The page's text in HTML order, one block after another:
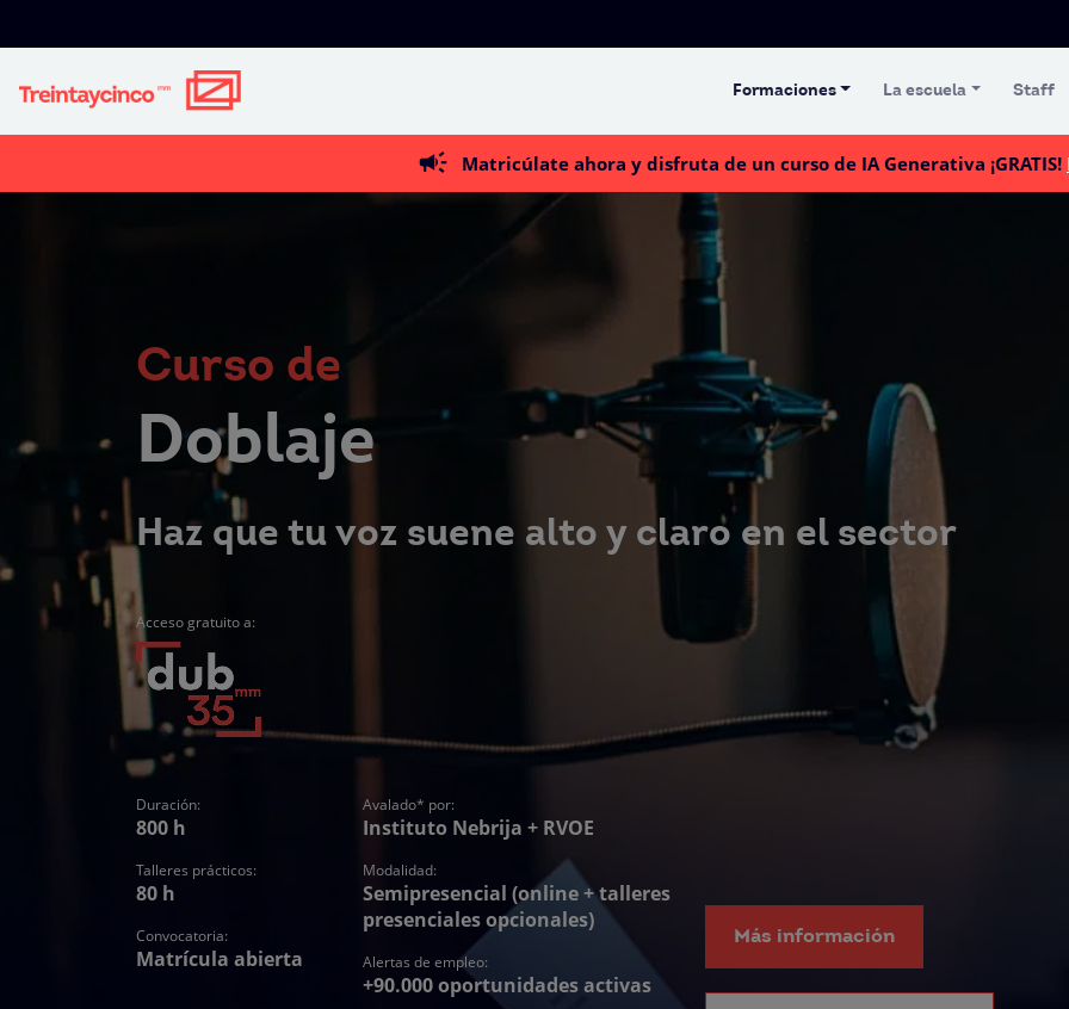
Formaciones La escuela Staff
Matricúlate ahora y disfruta de un curso de IA Generativa ¡GRATIS!
Curso de
Doblaje
Haz que tu voz suene alto y claro en el sector
Acceso gratuito a:
Duración:
800 h
Talleres prácticos:
80 h
Convocatoria:
Matrícula abierta
Avalado* por:
Instituto Nebrija + RVOE
Modalidad:
Semipresencial (online + talleres
presenciales opcionales)
Alertas de empleo:
+90.000 oportunidades activas
Más información